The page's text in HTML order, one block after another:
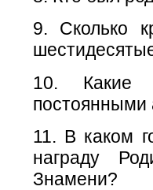
9. Сколько
10. Какие
постоянными
11. В каком
награду
Знамени?